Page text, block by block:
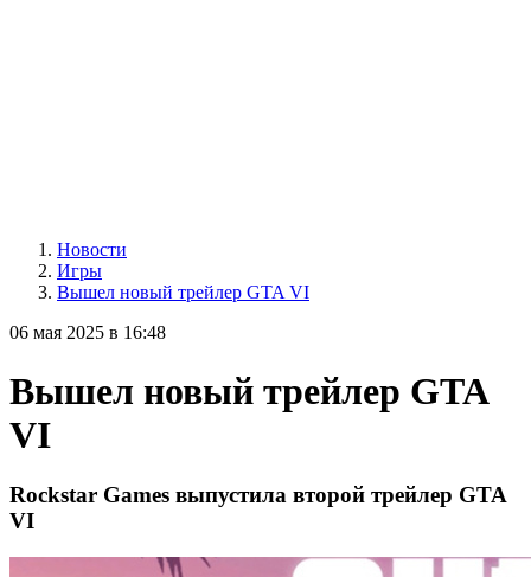
Новости
Игры
Вышел новый трейлер GTA VI
06 мая 2025 в 16:48
Вышел новый трейлер GTA
VI
Rockstar Games выпустила второй трейлер GTA
VI